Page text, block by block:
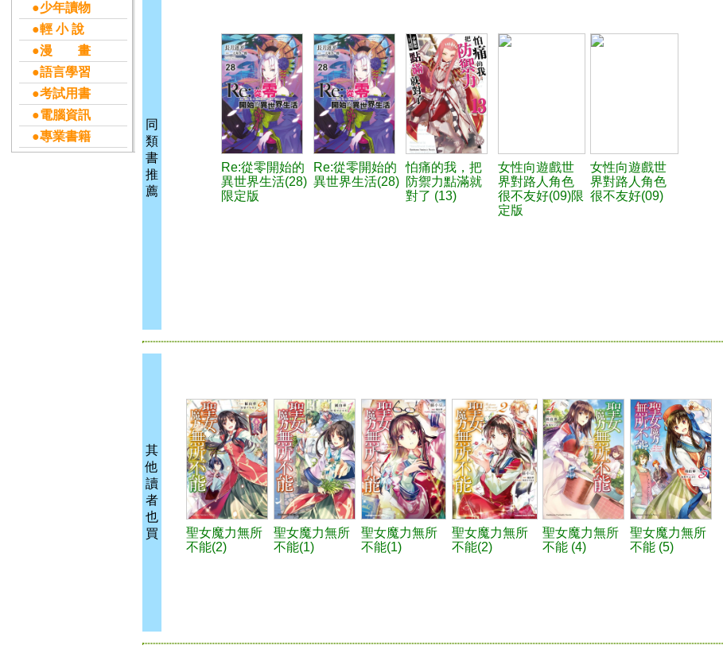
●少年讀物
●輕 小 說
●漫 畫
●語言學習
●考試用書
●電腦資訊
●專業書籍
同
類
書
推
薦
Re:從零開始的
異世界生活(28)
限定版
Re:從零開始的
異世界生活(28)
怕痛的我，把
防禦力點滿就
對了 (13)
女性向遊戲世
界對路人角色
很不友好(09)限
定版
女性向遊戲世
界對路人角色
很不友好(09)
其
他
讀
者
也
買
聖女魔力無所
不能(2)
聖女魔力無所
不能(1)
聖女魔力無所
不能(1)
聖女魔力無所
不能(2)
聖女魔力無所
不能 (4)
聖女魔力無所
不能 (5)